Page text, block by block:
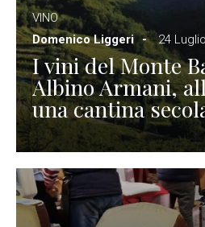
VINO
Domenico Liggeri
24
I vini del Monte
Albino Armani,
una cantina